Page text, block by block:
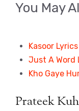
You May
Kasoor
Just A Word
Kho Gaye
Prateek